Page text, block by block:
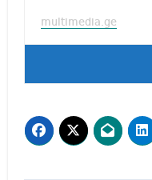
multimedia.ge